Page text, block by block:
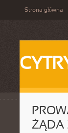
Strona główna
ŻĄDA